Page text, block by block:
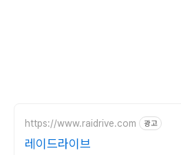
https://www.raidrive.com 광고
레이드라이브